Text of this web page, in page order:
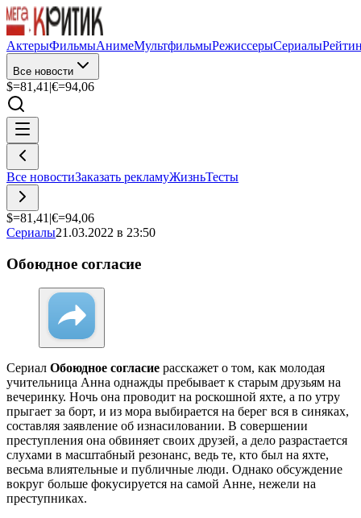
АктерыФильмыАнимеМультфильмыРежиссерыСериалы
Все новости
$=81,41 |€=94,06
Все новостиЗаказать рекламуЖизньТесты
$=81,41 |€=94,06
Сериалы21.03.2022 в 23:50
Обоюдное согласие
Сериал Обоюдное согласие расскажет о том, как молодая
учительница Анна однажды пребывает к старым друзьям на
вечеринку. Ночь она проводит на роскошной яхте, а по утру
прыгает за борт, и из мора выбирается на берег вся в синяках,
составляя заявление об изнасиловании. В совершении
преступления она обвиняет своих друзей, а дело разрастается
слухами в масштабный резонанс, ведь те, кто был на яхте,
весьма влиятельные и публичные люди. Однако обсуждение
вокруг больше фокусируется на самой Анне, нежели на
преступниках.